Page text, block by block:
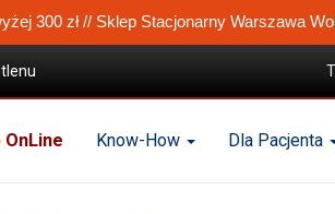
300 zł // Sklep Stacjonarny Warszawa
Know-How Dla Pacjenta